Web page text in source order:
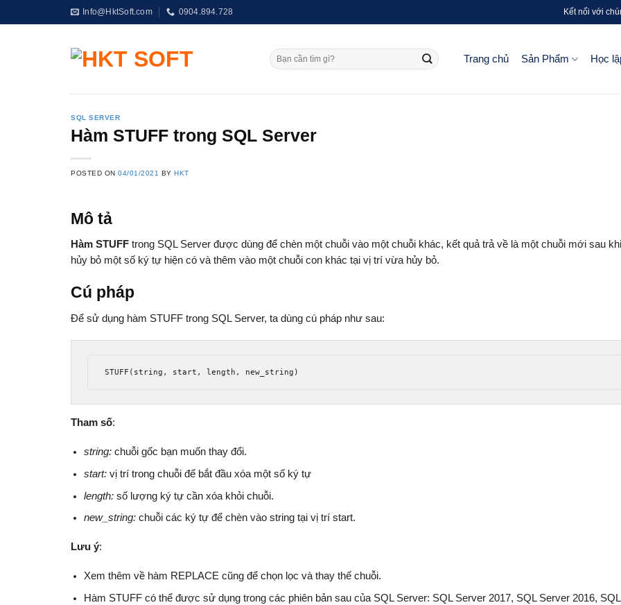
to
Info@HktSoft.com 0904.894.728 Kết nối với
Trang chủ Sản Phẩm Học
SQL SERVER
Hàm STUFF trong SQL Server
POSTED ON04/01/2021 BYHKT
Mô tả
Hàm STUFF trong SQL Server được dùng để chèn một chuỗi vào một chuỗi khác, kết quả trả về là một chuỗi mới sau
hủy bỏ một số ký tự hiện có và thêm vào một chuỗi con khác tại vị trí vừa hủy bỏ.
Cú pháp
Để sử dụng hàm STUFF trong SQL Server, ta dùng cú pháp như sau:
STUFF ( string , start , length , new_string )
Tham số:
string:chuỗi gốc bạn muốn thay đổi.
start:vị trí trong chuỗi để bắt đầu xóa một số ký tự
length:số lượng ký tự cần xóa khỏi chuỗi.
new_string:chuỗi các ký tự để chèn vào string tại vị trí start.
Lưu ý:
Xem thêm về hàm REPLACE cũng để chọn lọc và thay thế chuỗi.
Hàm STUFF có thể được sử dụng trong các phiên bản sau của SQL Server: SQL Server 2017, SQL Server 2016, SQL
MUA SÁCH NGAY MUA